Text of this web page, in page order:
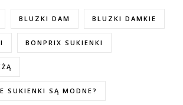
BLUZKI DAM BLUZKI DAMKIE
BONPRIX SUKIENKI
SUKIENKI SĄ MODNE?